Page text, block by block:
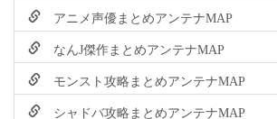
アニメ声優まとめアンテナMAP
なんJ傑作まとめアンテナMAP
モンスト攻略まとめアンテナMAP
シャドバ攻略まとめアンテナMAP